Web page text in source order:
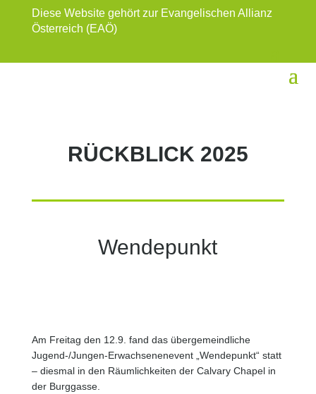
Diese Website gehört zur Evangelischen Allianz
Österreich (EAÖ)
RÜCKBLICK 2025
Wendepunkt
Am Freitag den 12.9. fand das übergemeindliche
Jugend-/Jungen-Erwachsenenevent „Wendepunkt“ statt
– diesmal in den Räumlichkeiten der Calvary Chapel in
der Burggasse.